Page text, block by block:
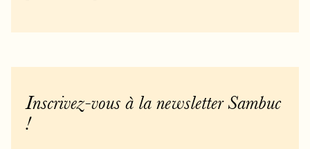
Inscrivez-vous à la newsletter Sambuc
!